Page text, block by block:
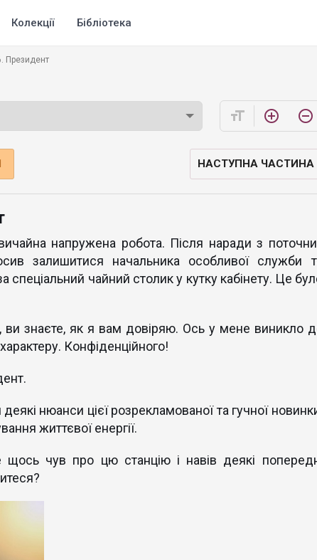
Колекції Бібліотека
Президент
format_size add_circle_outline remove_circle_outline
НАСТУПНА ЧАСТИНА
напружена робота. Після наради з
залишитися начальника особливої служби
спеціальний чайний столик у кутку кабінету. Це
знаєте, як я вам довіряю. Ось у мене виникло
Конфіденційного!
нюанси цієї розрекламованої та гучної
життєвої енергії.
чув про цю станцію і навів деякі